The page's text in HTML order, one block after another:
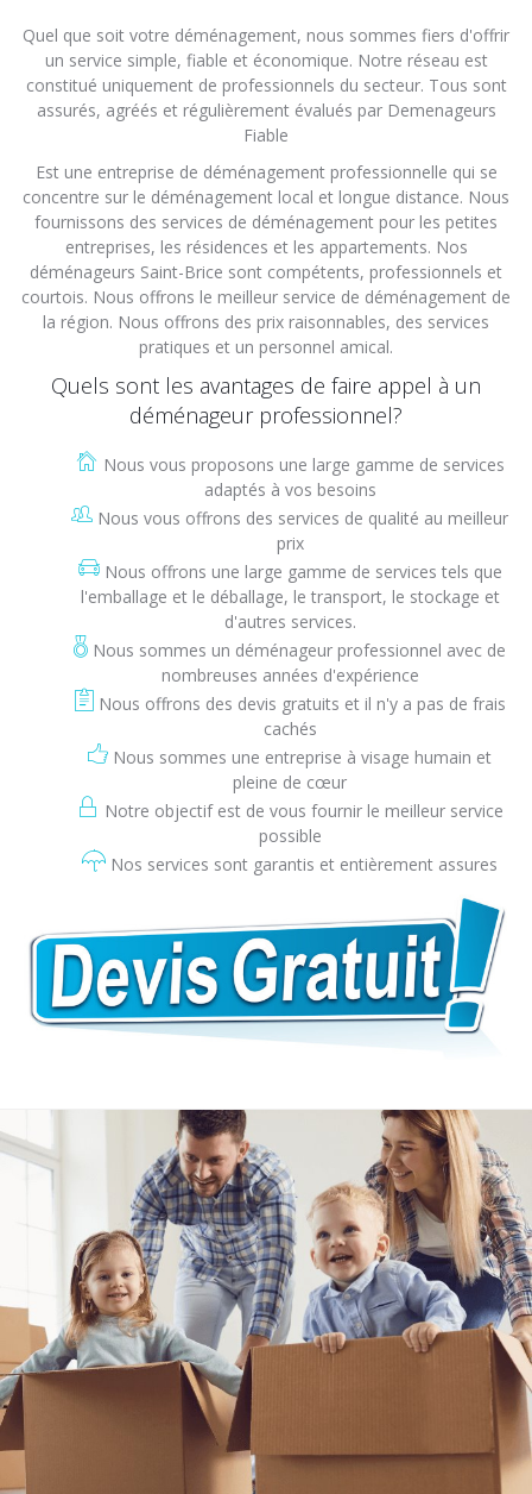
Quel que soit votre déménagement, nous sommes fiers d'offrir
un service simple, fiable et économique. Notre réseau est
constitué uniquement de professionnels du secteur. Tous sont
assurés, agréés et régulièrement évalués par Demenageurs
Fiable
Est une entreprise de déménagement professionnelle qui se
concentre sur le déménagement local et longue distance. Nous
fournissons des services de déménagement pour les petites
entreprises, les résidences et les appartements. Nos
déménageurs Saint-Brice sont compétents, professionnels et
courtois. Nous offrons le meilleur service de déménagement de
la région. Nous offrons des prix raisonnables, des services
pratiques et un personnel amical.
Quels sont les avantages de faire appel à un
déménageur professionnel?
Nous vous proposons une large gamme de services
adaptés à vos besoins
Nous vous offrons des services de qualité au meilleur
prix
Nous offrons une large gamme de services tels que
l'emballage et le déballage, le transport, le stockage et
d'autres services.
Nous sommes un déménageur professionnel avec de
nombreuses années d'expérience
Nous offrons des devis gratuits et il n'y a pas de frais
cachés
Nous sommes une entreprise à visage humain et
pleine de cœur
Notre objectif est de vous fournir le meilleur service
possible
Nos services sont garantis et entièrement assures